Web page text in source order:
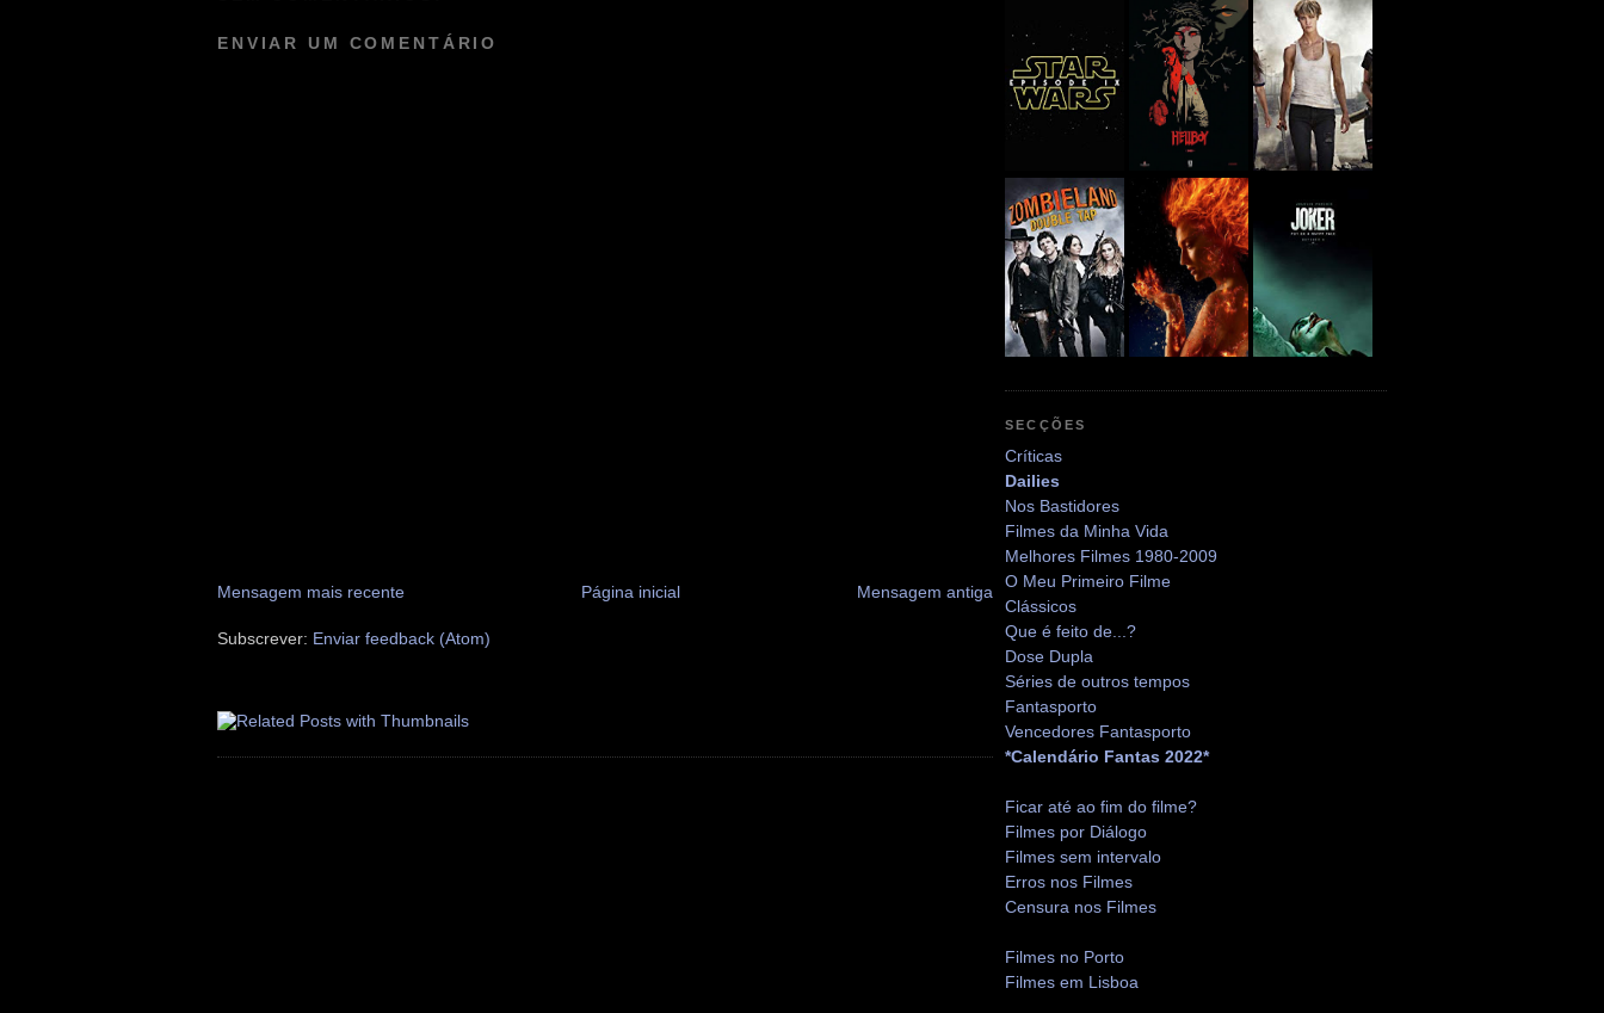
ENVIAR UM COMENTÁRIO
Mensagem mais recente Mensagem antiga
Página inicial
Subscrever: Enviar feedback (Atom)
SECÇÕES
Críticas
Dailies
Nos Bastidores
Filmes da Minha Vida
Melhores Filmes 1980-2009
O Meu Primeiro Filme
Clássicos
Que é feito de...?
Dose Dupla
Séries de outros tempos
Fantasporto
Vencedores Fantasporto
*Calendário Fantas 2022*
Ficar até ao fim do filme?
Filmes por Diálogo
Filmes sem intervalo
Erros nos Filmes
Censura nos Filmes
Filmes no Porto
Filmes em Lisboa